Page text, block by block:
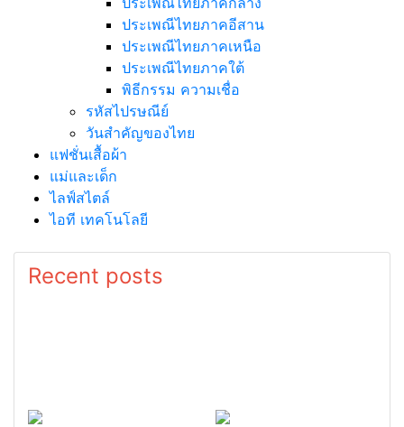
ประเพณีไทยภาคอีสาน
ประเพณีไทยภาคเหนือ
ประเพณีไทยภาคใต้
พิธีกรรม ความเชื่อ
รหัสไปรษณีย์
วันสำคัญของไทย
แฟชั่นเสื้อผ้า
แม่และเด็ก
ไลฟ์สไตล์
ไอที เทคโนโลยี
Recent posts